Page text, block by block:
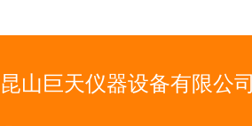
昆山巨天仪器设备有限公司